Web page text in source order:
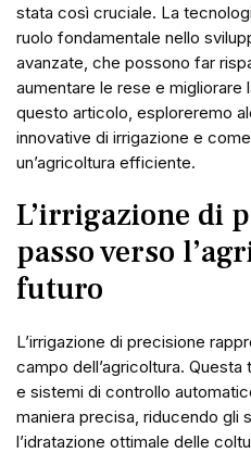
stata così cruciale. La
ruolo fondamentale nello
avanzate, che possono far
aumentare le rese e migliorare
questo articolo, esploreremo
innovative di irrigazione e
un’agricoltura efficiente.
L’irrigazione di
passo verso
futuro
L’irrigazione di precisione
campo dell’agricoltura.
e sistemi di controllo
maniera precisa, riducendo gli
l’idratazione ottimale delle